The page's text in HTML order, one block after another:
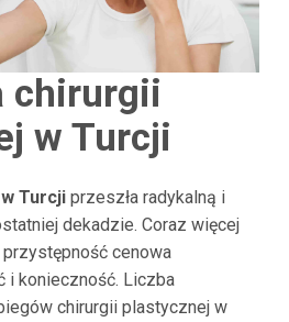
chirurgii
w Turcji
Turcjiprzeszła radykalną i
dekadzie. Coraz więcej
cenowa
i konieczność. Liczba
chirurgii plastycznej w